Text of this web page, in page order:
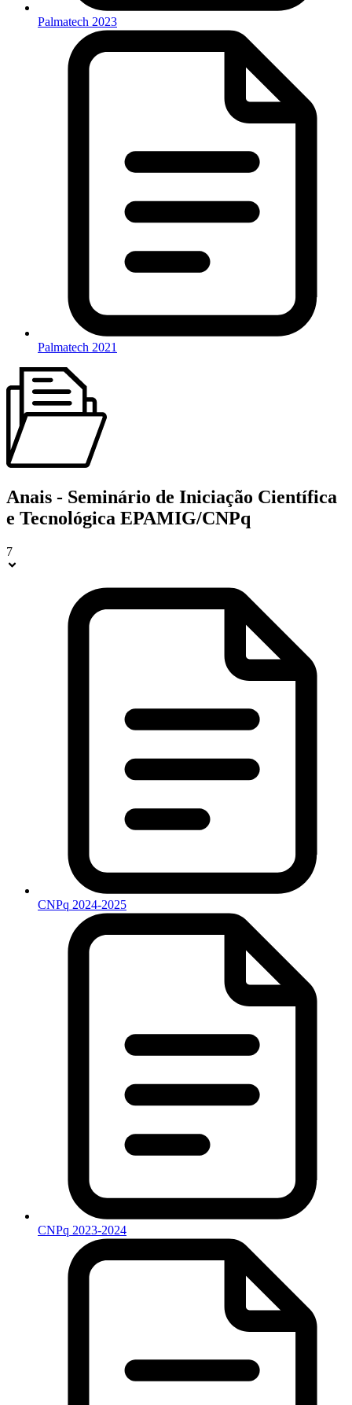
Palmatech 2023
Palmatech 2021
Anais - Seminário de Iniciação Científica
e Tecnológica EPAMIG/CNPq
7
CNPq 2024-2025
CNPq 2023-2024